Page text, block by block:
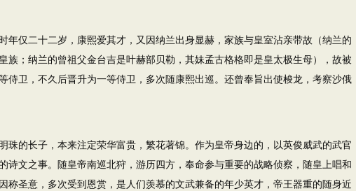
年仅二十二岁，康熙爱其才，又因纳兰出身显赫，家族与皇室沾亲带故（纳兰的
族；纳兰的曾祖父金台吉是叶赫部贝勒，其妹孟古格格即是皇太极生母），故被
侍卫，不久后晋升为一等侍卫，多次随康熙出巡。还曾奉旨出使梭龙，考察沙俄
珠的长子，本来注定荣华富贵，繁花著锦。作为皇帝身边的，以英俊威武的武官
诗文之事。随皇帝南巡北狩，游历四方，奉命参与重要的战略侦察，随皇上唱和
称圣意，多次受到恩赏，是人们羡慕的文武兼备的年少英才，帝王器重的随身近